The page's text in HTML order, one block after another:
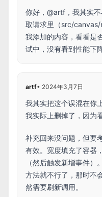
你好，@artf，我其实
取请求里（src/
我添加的内容，看看是
试中，没有看到性能下
artf• 2024年3月7日
我其实把这个误混在你
我实际上删掉了，因为
补充回来没问题，但要
有效。宽度填充了容器
（然后触发新增事件
方法就不行了，那时不
然需要刷新调用。